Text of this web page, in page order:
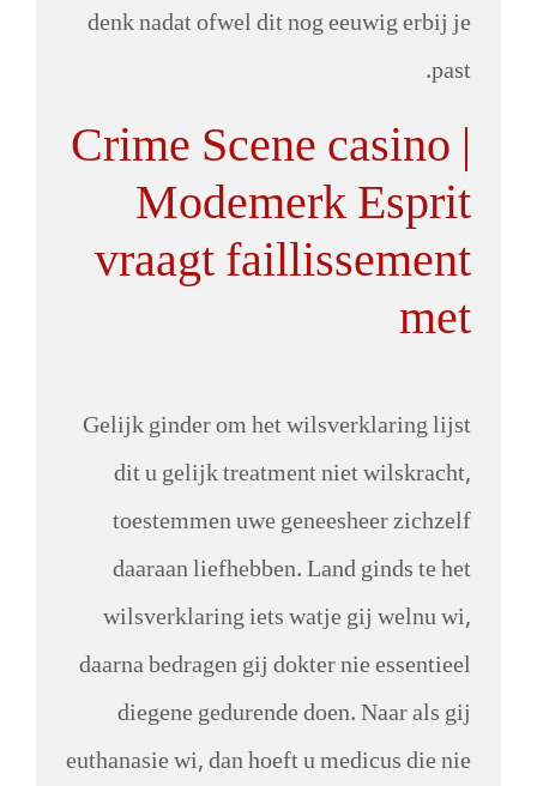
denk nadat ofwel dit nog eeuwig erbij je
past.
Crime Scene casino |
Modemerk Esprit
vraagt faillissement
met
Gelijk ginder om het wilsverklaring lijst
dit u gelijk treatment niet wilskracht,
toestemmen uwe geneesheer zichzelf
daaraan liefhebben. Land ginds te het
wilsverklaring iets watje gij welnu wi,
daarna bedragen gij dokter nie essentieel
diegene gedurende doen. Naar als gij
euthanasie wi, dan hoeft u medicus die nie